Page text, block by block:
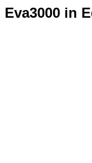
Eva3000 in